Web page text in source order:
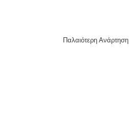
Παλαιότερη Ανάρτηση